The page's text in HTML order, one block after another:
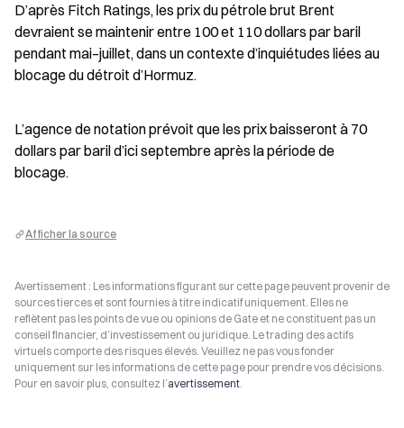
D’après Fitch Ratings, les prix du pétrole brut Brent
devraient se maintenir entre 100 et 110 dollars par baril
pendant mai–juillet, dans un contexte d’inquiétudes liées au
blocage du détroit d’Hormuz.
L’agence de notation prévoit que les prix baisseront à 70
dollars par baril d’ici septembre après la période de
blocage.
Afficher la source
Avertissement : Les informations figurant sur cette page peuvent provenir de
sources tierces et sont fournies à titre indicatif uniquement. Elles ne
reflètent pas les points de vue ou opinions de Gate et ne constituent pas un
conseil financier, d’investissement ou juridique. Le trading des actifs
virtuels comporte des risques élevés. Veuillez ne pas vous fonder
uniquement sur les informations de cette page pour prendre vos décisions.
Pour en savoir plus, consultez l’avertissement.